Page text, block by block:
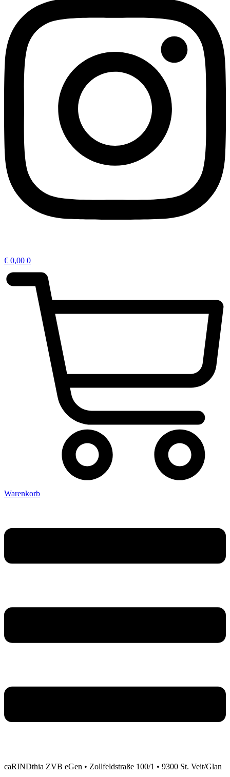
€ 0,00 0
Warenkorb
caRINDthia ZVB eGen • Zollfeldstraße 100/1 • 9300 St. Veit/Glan